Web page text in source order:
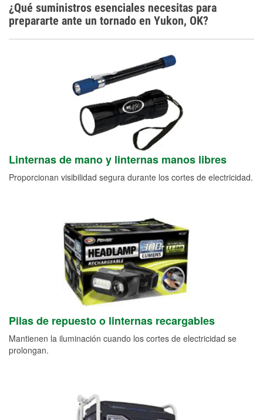
¿Qué suministros esenciales necesitas para
prepararte ante un tornado en Yukon, OK?
Linternas de mano y linternas manos libres
Proporcionan visibilidad segura durante los cortes de electricidad.
Pilas de repuesto o linternas recargables
Mantienen la iluminación cuando los cortes de electricidad se
prolongan.